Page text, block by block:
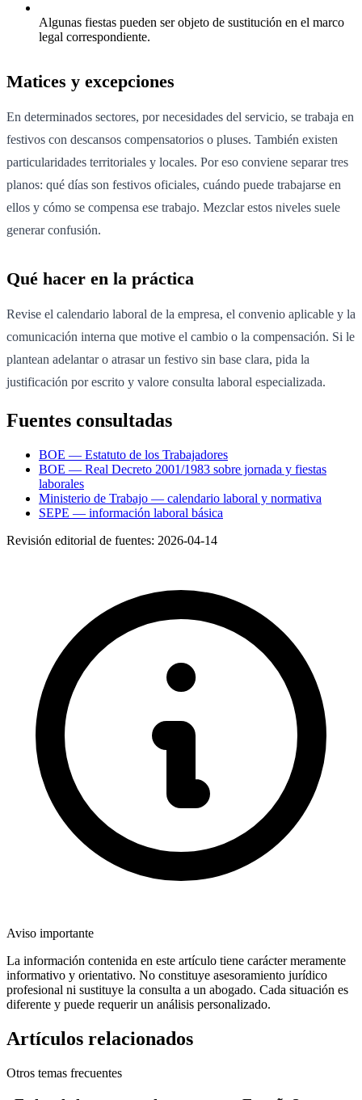
Algunas fiestas pueden ser objeto de sustitución en el marco
legal correspondiente.
Matices y excepciones
En determinados sectores, por necesidades del servicio, se trabaja en
festivos con descansos compensatorios o pluses. También existen
particularidades territoriales y locales. Por eso conviene separar tres
planos: qué días son festivos oficiales, cuándo puede trabajarse en
ellos y cómo se compensa ese trabajo. Mezclar estos niveles suele
generar confusión.
Qué hacer en la práctica
Revise el calendario laboral de la empresa, el convenio aplicable y la
comunicación interna que motive el cambio o la compensación. Si le
plantean adelantar o atrasar un festivo sin base clara, pida la
justificación por escrito y valore consulta laboral especializada.
Fuentes consultadas
BOE — Estatuto de los Trabajadores
BOE — Real Decreto 2001/1983 sobre jornada y fiestas
laborales
Ministerio de Trabajo — calendario laboral y normativa
SEPE — información laboral básica
Revisión editorial de fuentes: 2026-04-14
Aviso importante
La información contenida en este artículo tiene carácter meramente
informativo y orientativo. No constituye asesoramiento jurídico
profesional ni sustituye la consulta a un abogado. Cada situación es
diferente y puede requerir un análisis personalizado.
Artículos relacionados
Otros temas frecuentes